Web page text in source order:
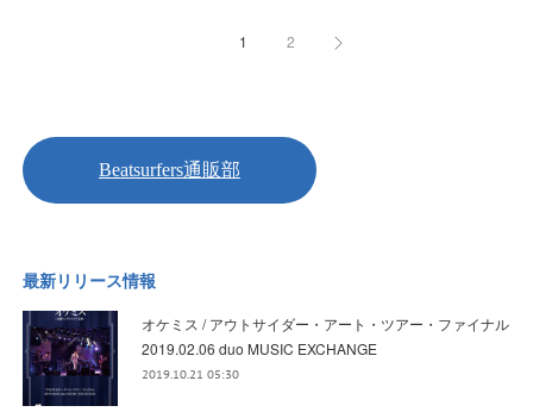
1 2
最新リリース情報
オケミス / アウトサイダー・アート・ツアー・ファイナル
2019.02.06 duo MUSIC EXCHANGE
2019.10.21 05:30